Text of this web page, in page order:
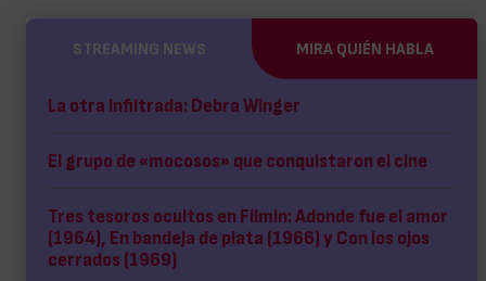
STREAMING NEWS MIRA QUIÉN HABLA
La otra Infiltrada: Debra Winger
El grupo de «mocosos» que conquistaron el cine
Tres tesoros ocultos en Filmin: Adonde fue el amor
(1964), En bandeja de plata (1966) y Con los ojos
cerrados (1969)